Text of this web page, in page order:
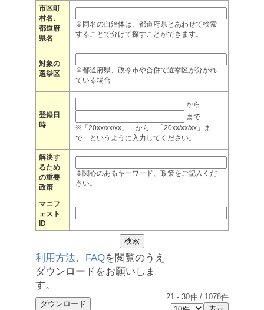
市区町
村名、
都道府
県名
※同名の自治体は、都道府県とあわせて検索
することで分けて探すことができます。
対象の
選挙区
※都道府県、政令市や合併で選挙区が分かれ
ている場合
登録日
時
から
まで
※「20xx/xx/xx」 から 「20xx/xx/xx」ま
で というように入力してください。
解決す
るため
の重要
政策
※関心のあるキーワード、政策をご記入くだ
さい。
マニフ
ェスト
ID
利用方法、 FAQを閲覧のうえ
ダウンロードをお願いしま
す。
21 - 30件 / 1078件